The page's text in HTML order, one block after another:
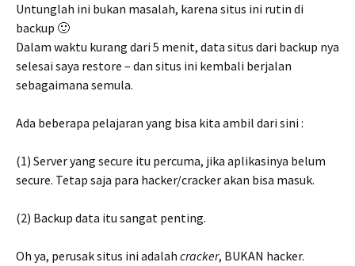
Untunglah ini bukan masalah, karena situs ini rutin di
backup 🙂
Dalam waktu kurang dari 5 menit, data situs dari backup nya
selesai saya restore – dan situs ini kembali berjalan
sebagaimana semula.
Ada beberapa pelajaran yang bisa kita ambil dari sini :
(1) Server yang secure itu percuma, jika aplikasinya belum
secure. Tetap saja para hacker/cracker akan bisa masuk.
(2) Backup data itu sangat penting.
Oh ya, perusak situs ini adalah cracker, BUKAN hacker.